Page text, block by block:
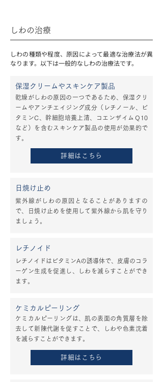
しわの治療
しわの種類や程度、原因によって最適な治療法が異
なります。以下は一般的なしわの治療法です。
保湿クリームやスキンケア製品
乾燥がしわの原因の一つであるため、保湿クリ
ームやアンチエイジング成分（レチノール、ビ
タミンC、幹細胞培養上清、コエンザイムＱ10
など）を含むスキンケア製品の使用が効果的で
す。
詳細はこちら
日焼け止め
紫外線がしわの原因となることがありますの
で、日焼け止めを使用して紫外線から肌を守り
ましょう。
レチノイド
レチノイドはビタミンAの誘導体で、皮膚のコラ
ーゲン生成を促進し、しわを減らすことができ
ます。
ケミカルピーリング
ケミカルピーリングは、肌の表面の角質層を除
去して新陳代謝を促すことで、しわや色素沈着
を減らすことができます。
詳細はこちら